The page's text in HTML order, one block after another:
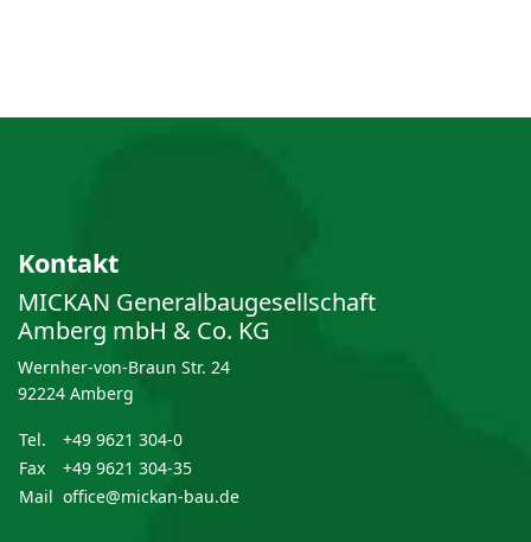
Kontakt
MICKAN General­bau­gesellschaft
Amberg mbH & Co. KG
Wernher-von-Braun Str. 24
92224 Amberg
Tel.
+49 9621 304-0
Fax
+49 9621 304-35
Mail office@mickan-bau.de